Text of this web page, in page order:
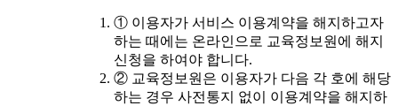
① 이용자가 서비스 이용계약을 해지하고자
하는 때에는 온라인으로 교육정보원에 해지
신청을 하여야 합니다.
② 교육정보원은 이용자가 다음 각 호에 해당
하는 경우 사전통지 없이 이용계약을 해지하